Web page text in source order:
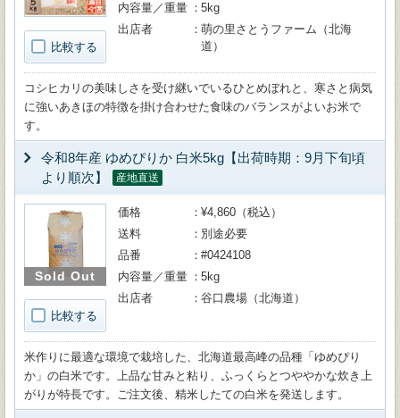
比較する
内容量／重量
5kg
出店者
萌の里さとうファーム（北海
道）
コシヒカリの美味しさを受け継いでいるひとめぼれと、寒さと病気
に強いあきほの特徴を掛け合わせた食味のバランスがよいお米で
す。
令和8年産 ゆめぴりか 白米5kg【出荷時期：9月下旬頃
より順次】
産地直送
Sold Out
比較する
価格
¥4,860（税込）
送料
別途必要
品番
#0424108
内容量／重量
5kg
出店者
谷口農場（北海道）
米作りに最適な環境で栽培した、北海道最高峰の品種「ゆめぴり
か」の白米です。上品な甘みと粘り、ふっくらとつややかな炊き上
がりが特長です。ご注文後、精米したての白米を発送します。